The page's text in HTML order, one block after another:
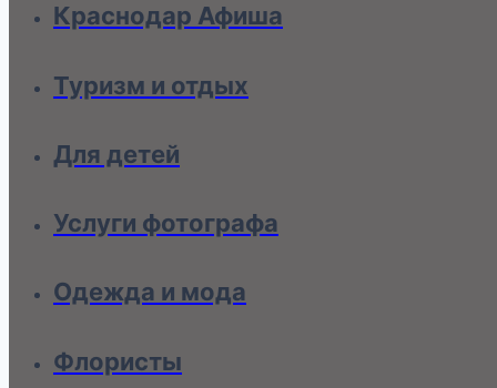
Краснодар Афиша
Туризм и отдых
Для детей
Услуги фотографа
Одежда и мода
Флористы